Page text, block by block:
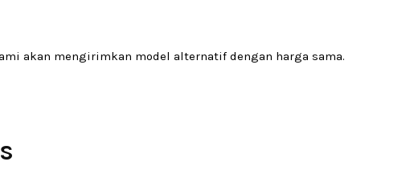
akan mengirimkan model alternatif dengan harga sama.